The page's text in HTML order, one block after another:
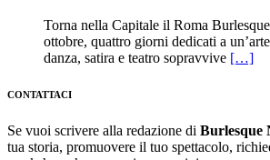
Torna nella Capitale il Roma
ottobre, quattro giorni dedicati a
danza, satira e teatro sopravvive […]
CONTATTACI
Se vuoi scrivere alla redazione di Burlesque
tua storia, promuovere il tuo spettacolo,